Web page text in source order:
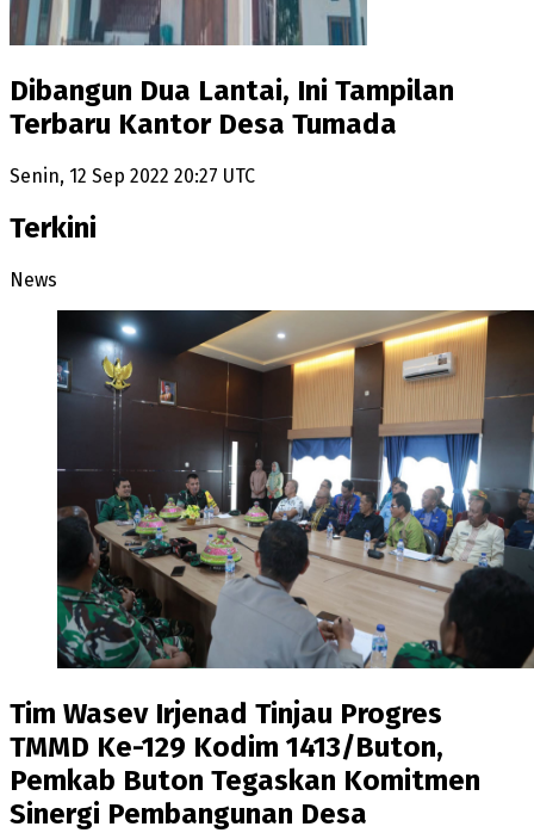
Dibangun Dua Lantai, Ini Tampilan
Terbaru Kantor Desa Tumada
Senin, 12 Sep 2022 20:27 UTC
Terkini
News
Tim Wasev Irjenad Tinjau Progres
TMMD Ke-129 Kodim 1413/Buton,
Pemkab Buton Tegaskan Komitmen
Sinergi Pembangunan Desa